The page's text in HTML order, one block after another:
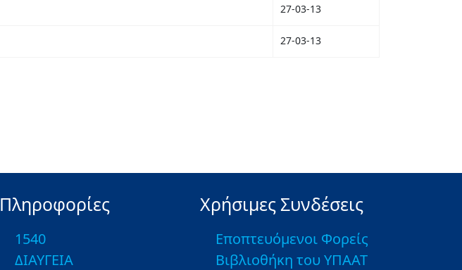
27-03-13
27-03-13
Πληροφορίες
1540
ΔΙΑΥΓΕΙΑ
Χρήσιμες Συνδέσεις
Εποπτευόμενοι Φορείς
Βιβλιοθήκη του ΥΠΑΑΤ